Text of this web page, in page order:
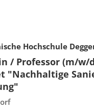
Hochschule
/ Professor (m/w/
"Nachhaltige